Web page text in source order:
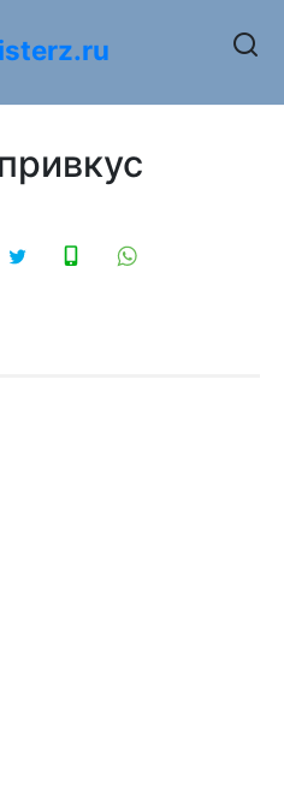
Sisterz.ru